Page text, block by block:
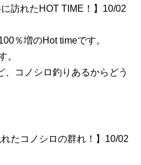
訪れたHOT TIME！】10/02
％増のHot timeです。
。
コノシロ釣りあるからどう
たコノシロの群れ！】10/02